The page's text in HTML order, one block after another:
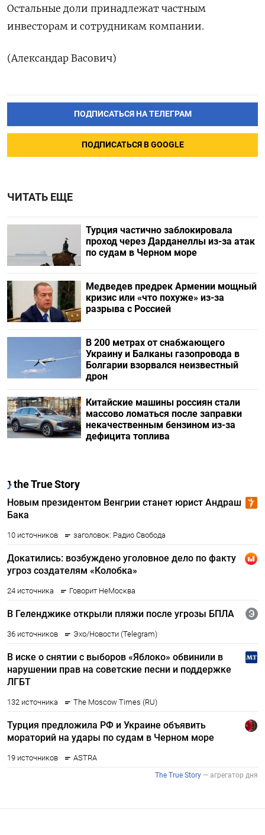
Остальные доли принадлежат частным
⁠инвесторам и сотрудникам компании.
(Александар Васович)
ПОДПИСАТЬСЯ НА ТЕЛЕГРАМ
ПОДПИСАТЬСЯ В GOOGLE
ЧИТАТЬ ЕЩЕ
Турция частично заблокировала
проход через Дарданеллы из-за атак
по судам в Черном море
Медведев предрек Армении мощный
кризис или «что похуже» из-за
разрыва с Россией
В 200 метрах от снабжающего
Украину и Балканы газопровода в
Болгарии взорвался неизвестный
дрон
Китайские машины россиян стали
массово ломаться после заправки
некачественным бензином из-за
дефицита топлива